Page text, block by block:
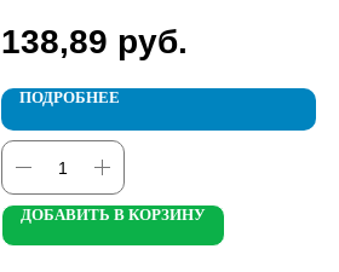
138,89 руб.
ПОДРОБНЕЕ
ДОБАВИТЬ В КОРЗИНУ